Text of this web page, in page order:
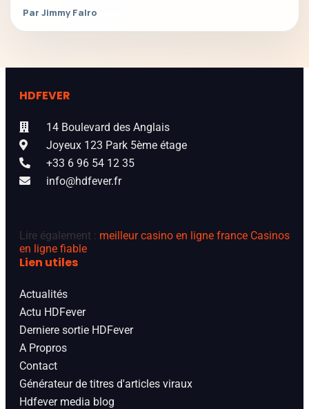
Par Jimmy Falro
HDFEVER
14 Boulevard des Anglais
Joyeux 123 Park 5ème étage
+33 6 96 54 12 35
info@hdfever.fr
Lire également : meilleur casino en ligne france Casinos
en ligne fiable
Lien utiles
Actualités
Actu HDFever
Derniere sortie HDFever
A Propros
Contact
Générateur de titres d'articles viraux
Hdfever media blog